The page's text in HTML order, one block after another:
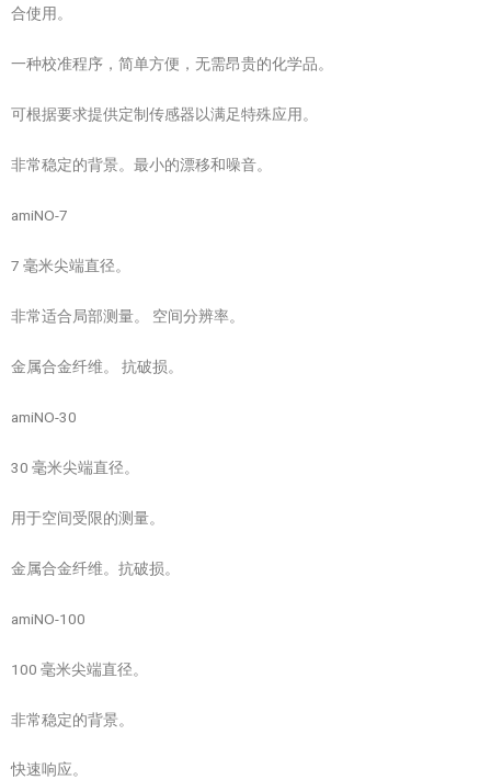
合使用。
一种校准程序，简单方便，无需昂贵的化学品。
可根据要求提供定制传感器以满足特殊应用。
非常稳定的背景。最小的漂移和噪音。
amiNO-7
7 毫米尖端直径。
非常适合局部测量。 空间分辨率。
金属合金纤维。 抗破损。
amiNO-30
30 毫米尖端直径。
用于空间受限的测量。
金属合金纤维。抗破损。
amiNO-100
100 毫米尖端直径。
非常稳定的背景。
快速响应。